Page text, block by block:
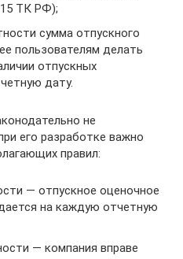
ТК РФ);
сумма отпускного
пользователям делать
отпускных
дату.
не
его разработке важно
правил:
— отпускное оценочное
на каждую отчетную
— компания вправе